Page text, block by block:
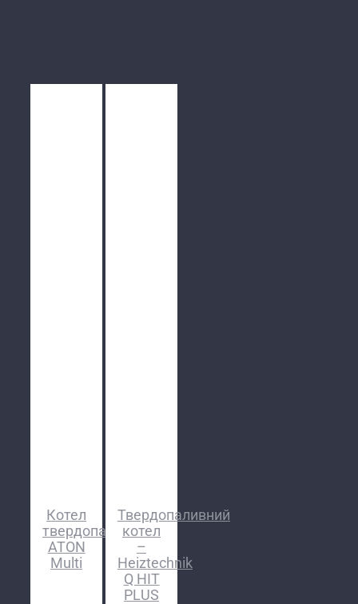
Котел
твердопаливний
ATON
Multi
Твердопаливний
котел
–
Heiztechnik
Q HIT
PLUS